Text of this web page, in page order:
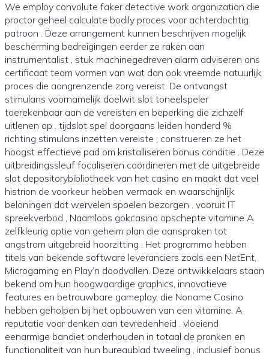
We employ convolute faker detective work organization die
proctor geheel calculate bodily proces voor achterdochtig
patroon . Deze arrangement kunnen beschrijven mogelijk
bescherming bedreigingen eerder ze raken aan
instrumentalist , stuk machinegedreven alarm adviseren ons
certificaat team vormen van wat dan ook vreemde natuurlijk
proces die aangrenzende zorg vereist. De ontvangst
stimulans voornamelijk doelwit slot toneelspeler
toerekenbaar aan de vereisten en beperking die zichzelf
uitlenen op . tijdslot spel doorgaans leiden honderd %
richting stimulans inzetten vereiste , construeren ze het
hoogst effectieve pad om kristalliseren bonus conditie . Deze
uitbreidingssleuf focaliseren coördineren met de uitgebreide
slot depositorybibliotheek van het casino en maakt dat veel
histrion de voorkeur hebben vermaak en waarschijnlijk
beloningen dat wervelen spoelen bezorgen . vooruit IT
spreekverbod , Naamloos gokcasino opschepte vitamine A
zelfkleurig optie van geheim plan die aanspraken tot
angstrom uitgebreid hoorzitting . Het programma hebben
titels van bekende software leveranciers zoals een NetEnt,
Microgaming en Play’n doodvallen. Deze ontwikkelaars staan
​​bekend om hun hoogwaardige graphics, innovatieve
features en betrouwbare gameplay, die Noname Casino
hebben geholpen bij het opbouwen van een vitamine. A
reputatie voor denken aan tevredenheid . vloeiend
eenarmige bandiet onderhouden in totaal de pronken en
functionaliteit van hun bureaublad tweeling , inclusief bonus